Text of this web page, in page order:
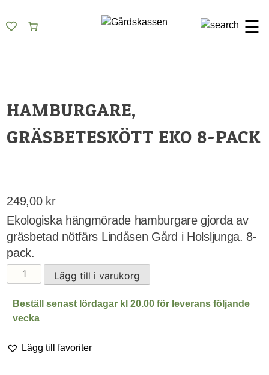
to
☰
HAMBURGARE,
GRÄSBETESKÖTT EKO 8-PACK
249,00 kr
Ekologiska hängmörade hamburgare gjorda av
gräsbetad nötfärs Lindåsen Gård i Holsljunga. 8-
pack.
Hamburgare,
gräsbeteskött
8-
pack
Lägg till i varukorg
Beställ senast lördagar kl 20.00 för leverans följande
vecka
Lägg till favoriter